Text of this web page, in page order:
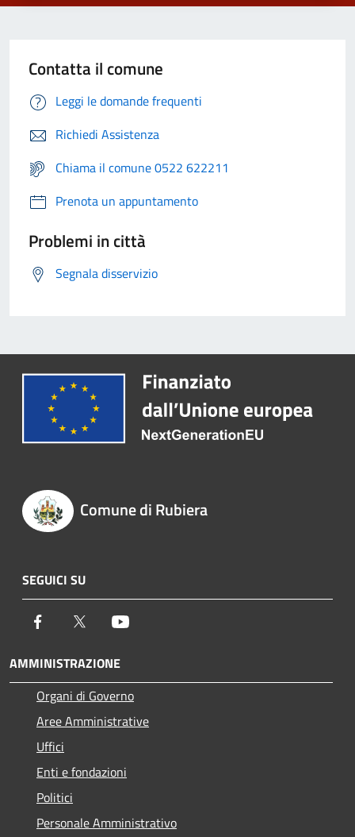
Contatta il comune
Leggi le domande frequenti
Richiedi Assistenza
Chiama il comune 0522 622211
Prenota un appuntamento
Problemi in città
Segnala disservizio
Comune di Rubiera
SEGUICI SU
Facebook Twitter
AMMINISTRAZIONE
Organi di Governo
Aree Amministrative
Uffici
Enti e fondazioni
Politici
Personale Amministrativo